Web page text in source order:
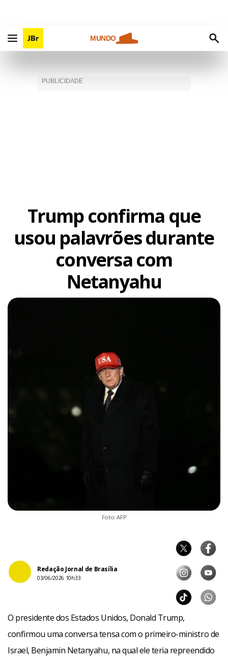
MUNDO
Trump confirma que
usou palavrões durante
conversa com
Netanyahu
Foto: AFP
Redação Jornal de Brasília
03/06/2026 10h33
O presidente dos Estados Unidos, Donald Trump,
confirmou uma conversa tensa com o primeiro-ministro de
Israel, Benjamin Netanyahu, na qual ele teria repreendido